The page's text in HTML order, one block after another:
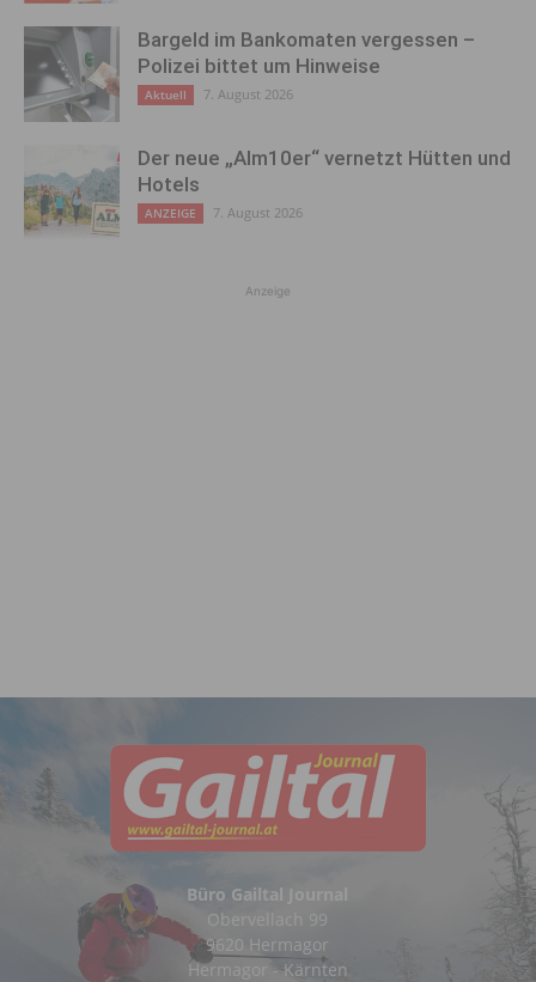
Bargeld im Bankomaten vergessen –
Polizei bittet um Hinweise
Aktuell 7. August 2026
Der neue „Alm10er“ vernetzt Hütten und
Hotels
ANZEIGE 7. August 2026
Anzeige
Büro Gailtal Journal
Obervellach 99
9620 Hermagor
Hermagor - Kärnten